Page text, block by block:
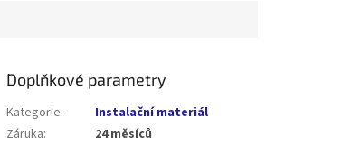
Doplňkové parametry
Kategorie:
Instalační materiál
Záruka:
24 měsíců